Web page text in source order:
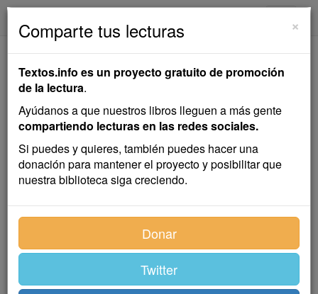
El Caracol y el Rosal
Hans Christian Andersen
Cuento infantil
Alrededor del jardín había un seto de avellanos, y al
otro lado del seto se extendían los campos y praderas
donde pastaban las ovejas y las vacas. Pero en el
centro del jardín crecía un rosal todo lleno de flores, y
a su abrigo vivía un caracol que llevaba todo un
mundo dentro de su caparazón, pues se llevaba a sí
mismo.
×
Comparte tus lecturas
Textos.info es un proyecto gratuito de promoción
de la lectura.
Ayúdanos a que nuestros libros lleguen a más gente
compartiendo lecturas en las redes sociales.
Si puedes y quieres, también puedes hacer una
donación para mantener el proyecto y posibilitar que
nuestra biblioteca siga creciendo.
Donar
Twitter